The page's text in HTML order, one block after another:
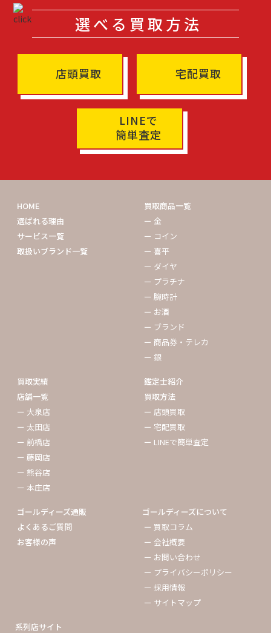
選べる買取方法
店頭買取 宅配買取
LINEで
簡単査定
HOME
選ばれる理由
サービス一覧
取扱いブランド一覧
買取商品一覧
ー 金
ー コイン
ー 喜平
ー ダイヤ
ー プラチナ
ー 腕時計
ー お酒
ー ブランド
ー 商品券・テレカ
ー 銀
買取実績
店舗一覧
ー 大泉店
ー 太田店
ー 前橋店
ー 藤岡店
ー 熊谷店
ー 本庄店
鑑定士紹介
買取方法
ー 店頭買取
ー 宅配買取
ー LINEで簡単査定
ゴールディーズ通販
よくあるご質問
お客様の声
ゴールディーズについて
ー 買取コラム
ー 会社概要
ー お問い合わせ
ー プライバシーポリシー
ー 採用情報
ー サイトマップ
系列店サイト